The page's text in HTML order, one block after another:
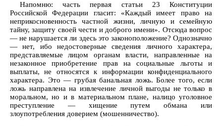
Напомню: часть первая статьи 23 Конституции
Российской Федерации гласит: «Каждый имеет право на
неприкосновенность частной жизни, личную и семейную
тайну, защиту своей чести и доброго имени». Отсюда вопрос
— не нарушается ли здесь это законоположение? Однозначно
— нет, ибо недостоверные сведения личного характера,
представляемые лицом органам власти, направленные на
незаконное приобретение прав на социальные льготы и
выплаты, не относятся к информации конфиденциального
характера. Это — грубая банальная ложь. Более того, если
ложь направлена на извлечение личной выгоды не только в
моральном, но и в материальном плане, налицо уголовное
преступление — хищение путем обмана или
злоупотребления доверием (мошенничество).